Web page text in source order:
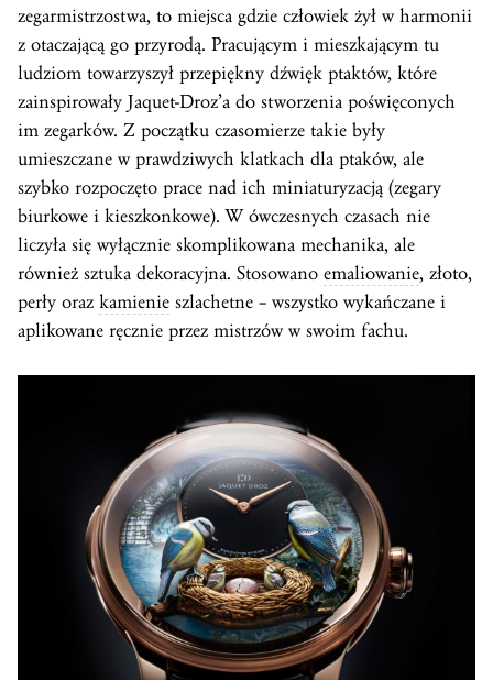
zegarmistrzostwa, to miejsca gdzie człowiek żył w harmonii
z otaczającą go przyrodą. Pracującym i mieszkającym tu
ludziom towarzyszył przepiękny dźwięk ptaktów, które
zainspirowały Jaquet-Droz’a do stworzenia poświęconych
im zegarków. Z początku czasomierze takie były
umieszczane w prawdziwych klatkach dla ptaków, ale
szybko rozpoczęto prace nad ich miniaturyzacją (zegary
biurkowe i kieszkonkowe). W ówczesnych czasach nie
liczyła się wyłącznie skomplikowana mechanika, ale
również sztuka dekoracyjna. Stosowano emaliowanie, złoto,
perły oraz kamienie szlachetne – wszystko wykańczane i
aplikowane ręcznie przez mistrzów w swoim fachu.